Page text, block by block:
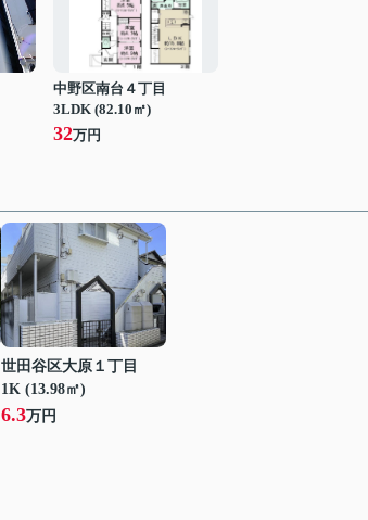
中野区南台４丁目
3LDK (82.10㎡)
32万円
世田谷区大原１丁目
1K (13.98㎡)
6.3万円